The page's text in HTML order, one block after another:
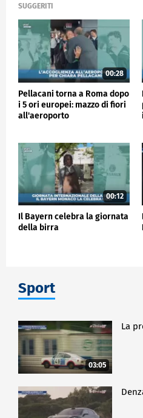
SUGGERITI
00:28
Pellacani torna a Roma dopo
i 5 ori europei: mazzo di fiori
all'aeroporto
00:12
Il Bayern celebra la giornata
della birra
Sport
03:05
La